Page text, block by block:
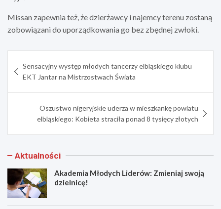
Missan zapewnia też, że dzierżawcy i najemcy terenu zostaną
zobowiązani do uporządkowania go bez zbędnej zwłoki.
wpisu
Sensacyjny występ młodych tancerzy elbląskiego klubu
EKT Jantar na Mistrzostwach Świata
Oszustwo nigeryjskie uderza w mieszkankę powiatu
elbląskiego: Kobieta straciła ponad 8 tysięcy złotych
Aktualności
Akademia Młodych Liderów: Zmieniaj swoją
dzielnicę!